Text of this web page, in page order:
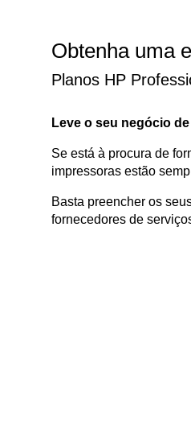
Obtenha uma
Planos HP
Leve o seu negócio
Se está à procura de
impressoras estão
Basta preencher os
fornecedores de